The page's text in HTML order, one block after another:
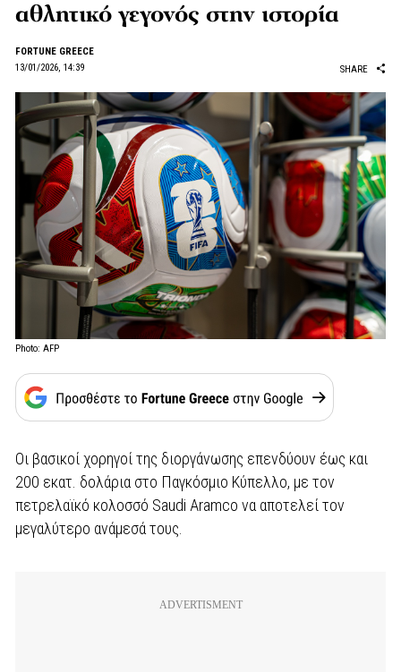
αθλητικό γεγονός στην ιστορία
FORTUNE GREECE
13/01/2026, 14:39
SHARE
Photo: AFP
Οι βασικοί χορηγοί της διοργάνωσης επενδύουν έως και
200 εκατ. δολάρια στο Παγκόσμιο Κύπελλο, με τον
πετρελαϊκό κολοσσό Saudi Aramco να αποτελεί τον
μεγαλύτερο ανάμεσά τους.